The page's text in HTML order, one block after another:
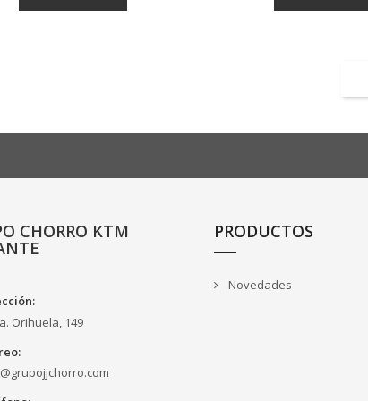
CHORRO KTM
Orihuela, 149
PRODUCTOS
Novedades